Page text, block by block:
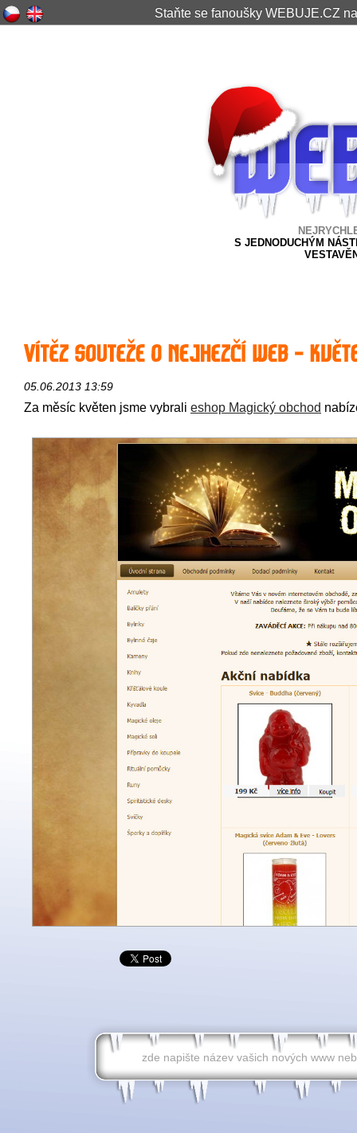
Staňte se fanoušky WEBUJE.CZ
S JEDNODUCHÝM
05.06.2013 13:59
Za měsíc květen jsme vybrali eshop Magický obchod